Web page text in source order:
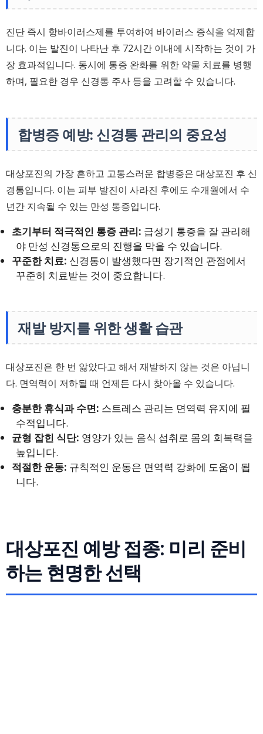
진단 즉시 항바이러스제를 투여하여 바이러스 증식을 억제합
니다. 이는 발진이 나타난 후 72시간 이내에 시작하는 것이 가
장 효과적입니다. 동시에 통증 완화를 위한 약물 치료를 병행
하며, 필요한 경우 신경통 주사 등을 고려할 수 있습니다.
합병증 예방: 신경통 관리의 중요성
대상포진의 가장 흔하고 고통스러운 합병증은 대상포진 후 신
경통입니다. 이는 피부 발진이 사라진 후에도 수개월에서 수
년간 지속될 수 있는 만성 통증입니다.
초기부터 적극적인 통증 관리: 급성기 통증을 잘 관리해
야 만성 신경통으로의 진행을 막을 수 있습니다.
꾸준한 치료: 신경통이 발생했다면 장기적인 관점에서
꾸준히 치료받는 것이 중요합니다.
재발 방지를 위한 생활 습관
대상포진은 한 번 앓았다고 해서 재발하지 않는 것은 아닙니
다. 면역력이 저하될 때 언제든 다시 찾아올 수 있습니다.
충분한 휴식과 수면: 스트레스 관리는 면역력 유지에 필
수적입니다.
균형 잡힌 식단: 영양가 있는 음식 섭취로 몸의 회복력을
높입니다.
적절한 운동: 규칙적인 운동은 면역력 강화에 도움이 됩
니다.
대상포진 예방 접종: 미리 준비
하는 현명한 선택